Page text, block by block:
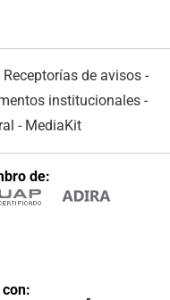
Receptorías de avisos -
institucionales -
- MediaKit
de:
con: